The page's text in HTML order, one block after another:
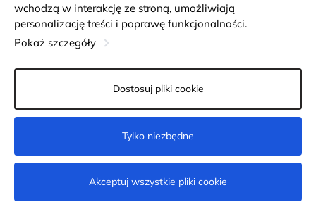
Kup teraz
Sklepy
Dostawa i płatność
Karty lojalnościowe
Dla klientów hurtowych
Warunki i zasady
Returns
Ustawienia plików cookie
© 2011-2026MNOGOKNIG. All Rights Reserved.
wchodzą w interakcję ze stroną, umożliwiają
personalizację treści i poprawę funkcjonalności.
Pokaż szczegóły
Dostosuj pliki cookie
Tylko niezbędne
Akceptuj wszystkie pliki cookie